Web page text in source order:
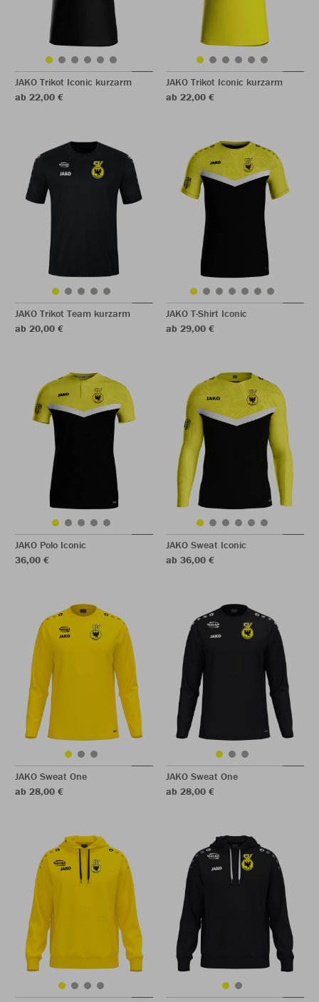
JAKO Trikot Iconic kurzarm
ab 22,00 €
JAKO Trikot Iconic kurzarm
ab 22,00 €
JAKO Trikot Team kurzarm
ab 20,00 €
JAKO T-Shirt Iconic
ab 29,00 €
JAKO Polo Iconic
36,00 €
JAKO Sweat Iconic
ab 36,00 €
JAKO Sweat One
ab 28,00 €
JAKO Sweat One
ab 28,00 €